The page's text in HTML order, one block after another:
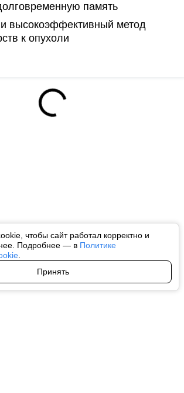
чтобы сайт работал корректно и
Подробнее — в Политике
Принять
память
высокоэффективный метод
к опухоли